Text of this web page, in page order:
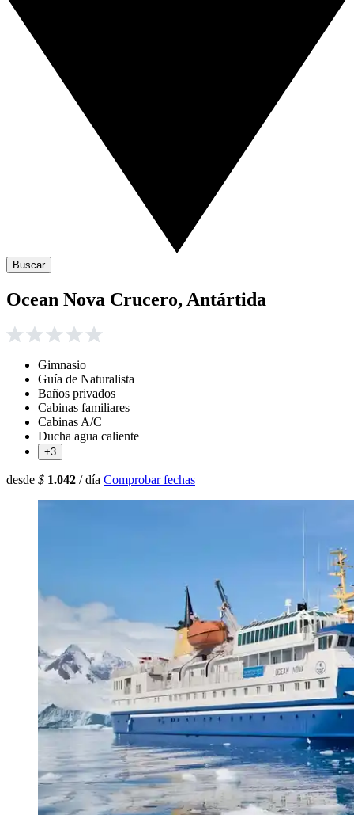
Buscar
Ocean Nova Crucero, Antártida
Gimnasio
Guía de Naturalista
Baños privados
Cabinas familiares
Cabinas A/C
Ducha agua caliente
+3
desde $ 1.042 / día Comprobar fechas